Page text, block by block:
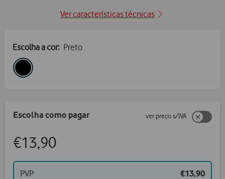
Ver características técnicas
Escolha a cor: Preto
Escolha como pagar ver preço s/IVA
€13,90
PVP €13,90